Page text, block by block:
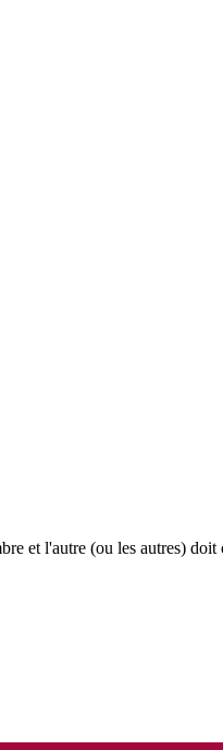
et l'autre (ou les autres)